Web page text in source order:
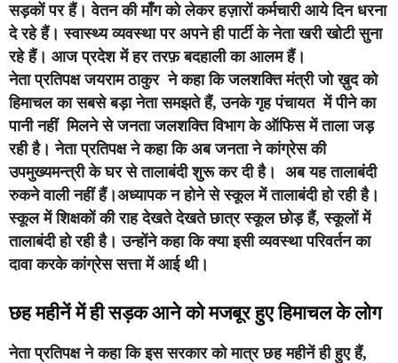
सड़कों पर हैं। वेतन की माँग को लेकर हज़ारों कर्मचारी आये दिन धरना
दे रहे हैं। स्वास्थ्य व्यवस्था पर अपने ही पार्टी के नेता खरी खोटी सुना
रहे हैं। आज प्रदेश में हर तरफ़ बदहाली का आलम हैं।
नेता प्रतिपक्ष जयराम ठाकुर ने कहा कि जलशक्ति मंत्री जो ख़ुद को
हिमाचल का सबसे बड़ा नेता समझते हैं, उनके गृह पंचायत में पीने का
पानी नहीं मिलने से जनता जलशक्ति विभाग के ऑफिस में ताला जड़
रही है। नेता प्रतिपक्ष ने कहा कि अब जनता ने कांग्रेस की
उपमुख्यमन्त्री के घर से तालाबंदी शुरू कर दी है। अब यह तालाबंदी
रुकने वाली नहीं हैं।अध्यापक न होने से स्कूल में तालाबंदी हो रही है।
स्कूल में शिक्षकों की राह देखते देखते छात्र स्कूल छोड़ हैं, स्कूलों में
तालाबंदी हो रही है। उन्होंने कहा कि क्या इसी व्यवस्था परिवर्तन का
दावा करके कांग्रेस सत्ता में आई थी।
छह महीनें में ही सड़क आने को मजबूर हुए हिमाचल के लोग
नेता प्रतिपक्ष ने कहा कि इस सरकार को मात्र छह महीनें ही हुए हैं,